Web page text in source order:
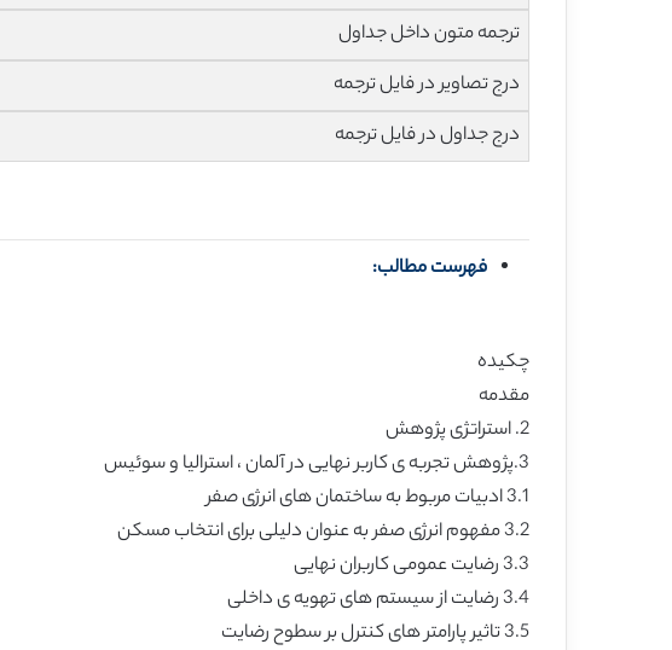
ترجمه متون داخل جداول
درج تصاویر در فایل ترجمه
درج جداول در فایل ترجمه
فهرست مطالب:
چکیده
مقدمه
2. استراتژی پژوهش
3.پژوهش تجربه ی کاربر نهایی در آلمان ، استرالیا و سوئیس
3.1 ادبیات مربوط به ساختمان های انرژی صفر
3.2 مفهوم انرژی صفر به عنوان دلیلی برای انتخاب مسکن
3.3 رضایت عمومی کاربران نهایی
3.4 رضایت از سیستم های تهویه ی داخلی
3.5 تاثیر پارامتر های کنترل بر سطوح رضایت